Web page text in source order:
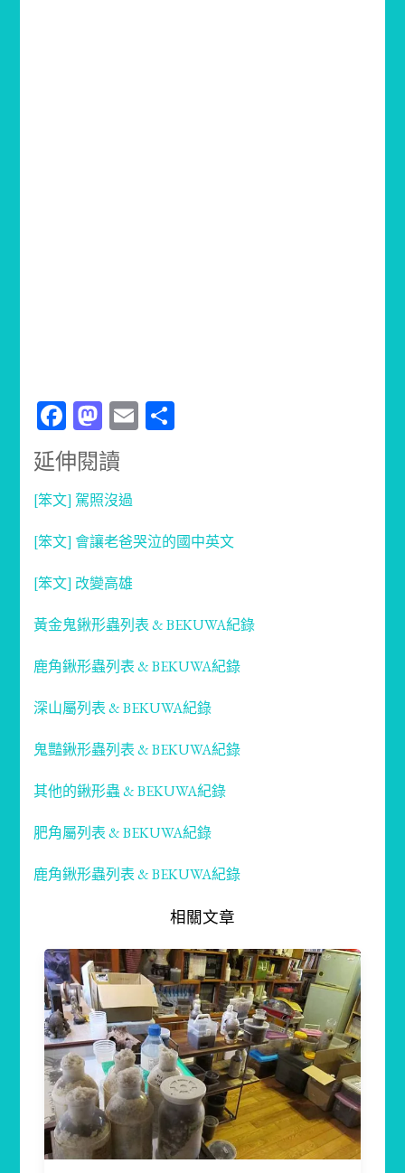
Facebook
Mastodon
Email
延伸閱讀
[笨文] 駕照沒過
[笨文] 會讓老爸哭泣的國中英文
[笨文] 改變高雄
黃金鬼鍬形蟲列表 & BEKUWA紀錄
鹿角鍬形蟲列表 & BEKUWA紀錄
深山屬列表 & BEKUWA紀錄
鬼豔鍬形蟲列表 & BEKUWA紀錄
其他的鍬形蟲 & BEKUWA紀錄
肥角屬列表 & BEKUWA紀錄
鹿角鍬形蟲列表 & BEKUWA紀錄
相關文章